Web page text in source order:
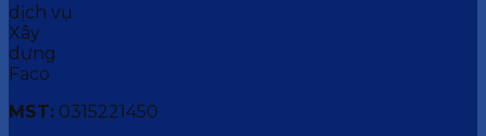
MST: 0315221450